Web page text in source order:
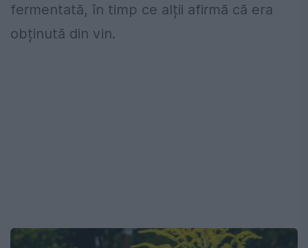
fermentată, în timp ce alții afirmă că era
obținută din vin.